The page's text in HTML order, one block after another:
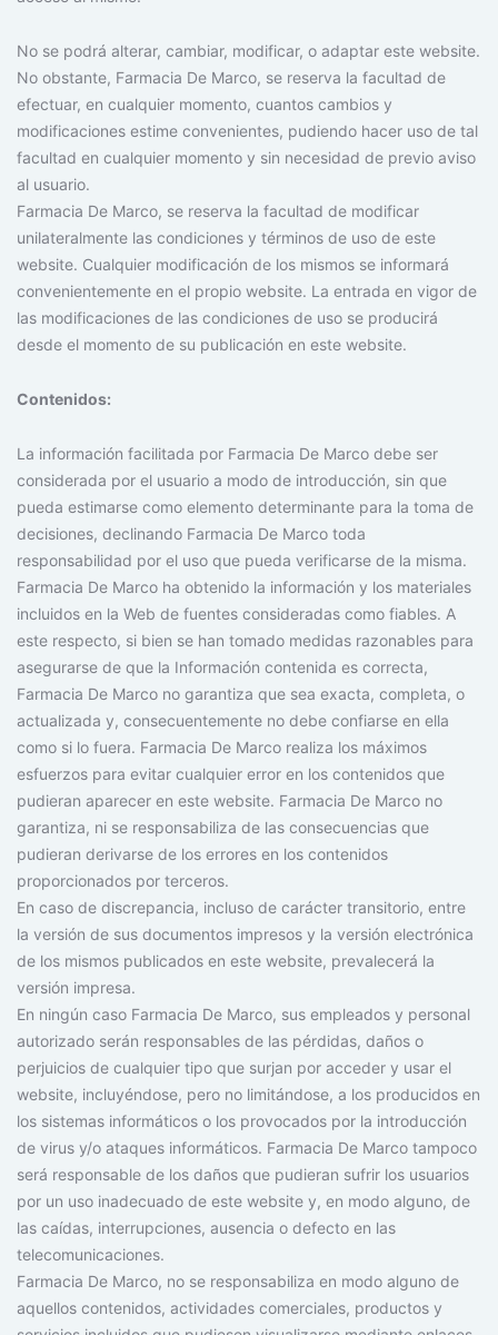
No se podrá alterar, cambiar, modificar, o adaptar este website.
No obstante, Farmacia De Marco, se reserva la facultad de
efectuar, en cualquier momento, cuantos cambios y
modificaciones estime convenientes, pudiendo hacer uso de tal
facultad en cualquier momento y sin necesidad de previo aviso
al usuario.
Farmacia De Marco, se reserva la facultad de modificar
unilateralmente las condiciones y términos de uso de este
website. Cualquier modificación de los mismos se informará
convenientemente en el propio website. La entrada en vigor de
las modificaciones de las condiciones de uso se producirá
desde el momento de su publicación en este website.
Contenidos:
La información facilitada por Farmacia De Marco debe ser
considerada por el usuario a modo de introducción, sin que
pueda estimarse como elemento determinante para la toma de
decisiones, declinando Farmacia De Marco toda
responsabilidad por el uso que pueda verificarse de la misma.
Farmacia De Marco ha obtenido la información y los materiales
incluidos en la Web de fuentes consideradas como fiables. A
este respecto, si bien se han tomado medidas razonables para
asegurarse de que la Información contenida es correcta,
Farmacia De Marco no garantiza que sea exacta, completa, o
actualizada y, consecuentemente no debe confiarse en ella
como si lo fuera. Farmacia De Marco realiza los máximos
esfuerzos para evitar cualquier error en los contenidos que
pudieran aparecer en este website. Farmacia De Marco no
garantiza, ni se responsabiliza de las consecuencias que
pudieran derivarse de los errores en los contenidos
proporcionados por terceros.
En caso de discrepancia, incluso de carácter transitorio, entre
la versión de sus documentos impresos y la versión electrónica
de los mismos publicados en este website, prevalecerá la
versión impresa.
En ningún caso Farmacia De Marco, sus empleados y personal
autorizado serán responsables de las pérdidas, daños o
perjuicios de cualquier tipo que surjan por acceder y usar el
website, incluyéndose, pero no limitándose, a los producidos en
los sistemas informáticos o los provocados por la introducción
de virus y/o ataques informáticos. Farmacia De Marco tampoco
será responsable de los daños que pudieran sufrir los usuarios
por un uso inadecuado de este website y, en modo alguno, de
las caídas, interrupciones, ausencia o defecto en las
telecomunicaciones.
Farmacia De Marco, no se responsabiliza en modo alguno de
aquellos contenidos, actividades comerciales, productos y